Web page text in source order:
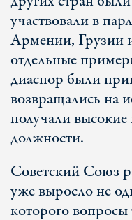
участвовали в
Армении, Грузии
отдельные
диаспор были
возвращались на
получали высокие
должности.
Советский Союз
уже выросло не
которого